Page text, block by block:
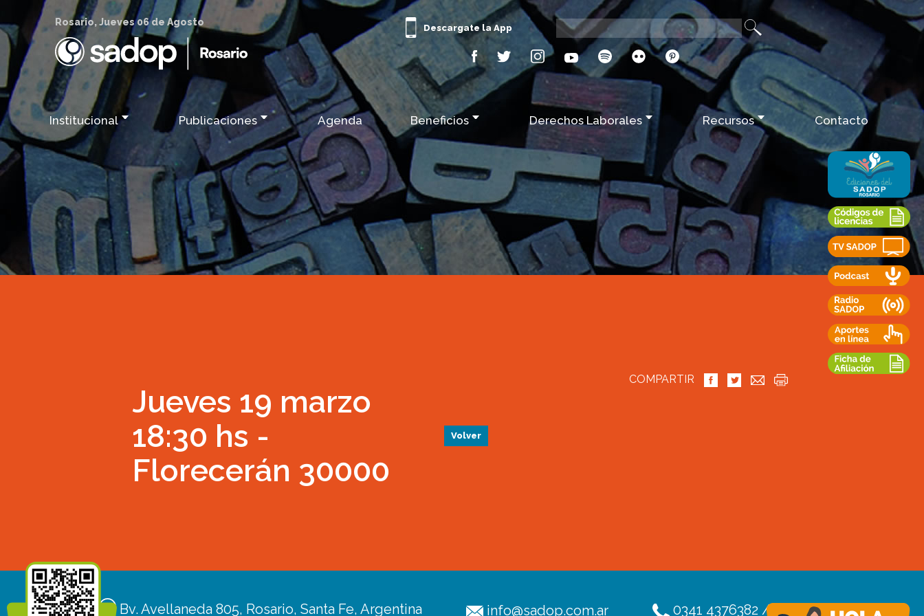
Rosario, Jueves 06 de Agosto
Descargate la App
Institucional Publicaciones Agenda Beneficios Derechos Laborales Recursos Contacto
Jueves 19 marzo
18:30 hs -
Florecerán 30000
COMPARTIR
Volver
Bv. Avellaneda 805, Rosario, Santa Fe, Argentina info@sadop.com.ar 0341 4376382 / 4376391